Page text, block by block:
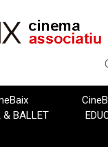
& BALLET